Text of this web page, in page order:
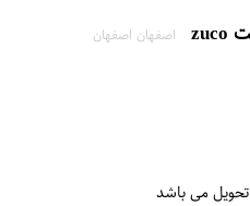
اصفهان اصفهان
تحویل می باشد